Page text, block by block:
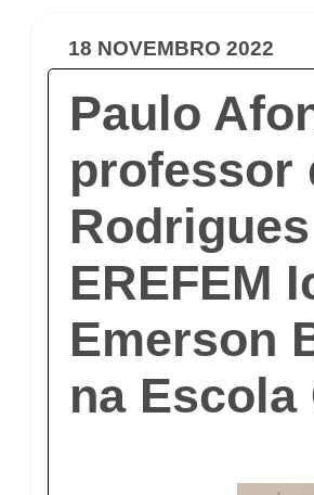
18 NOVEMBRO 2022
Paulo
professor
EREFEM
Emerson
na